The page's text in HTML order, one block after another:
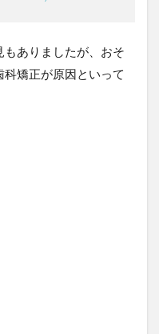
ありましたが、おそ
矯正が原因といって